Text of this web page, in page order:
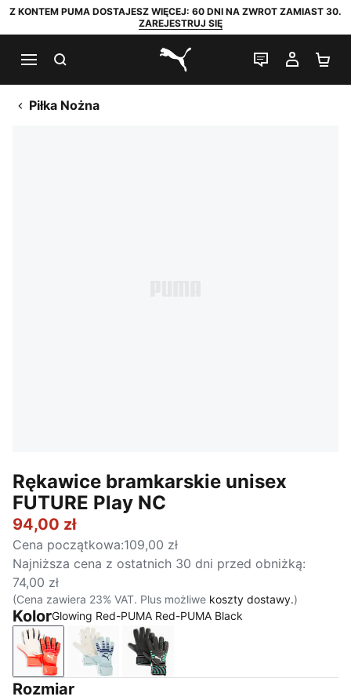
Z KONTEM PUMA DOSTAJESZ WIĘCEJ: 60 DNI NA ZWROT ZAMIAST 30.
ZAREJESTRUJ SIĘ
PUMA.com
CZAT NA
MOJE
Piłka Nożna
Rękawice bramkarskie unisex
FUTURE Play NC
94,00 zł
Cena początkowa:109,00 zł
Najniższa cena z ostatnich 30 dni przed obniżką:
74,00 zł
(Cena zawiera 23% VAT. Plus możliwe koszty dostawy.)
KolorGlowing Red-PUMA Red-PUMA Black
Glowing Red-PUMA Red-PUMA Black
Icy Blue-Blue JewelPUMA Black-Intense Mint
Rozmiar